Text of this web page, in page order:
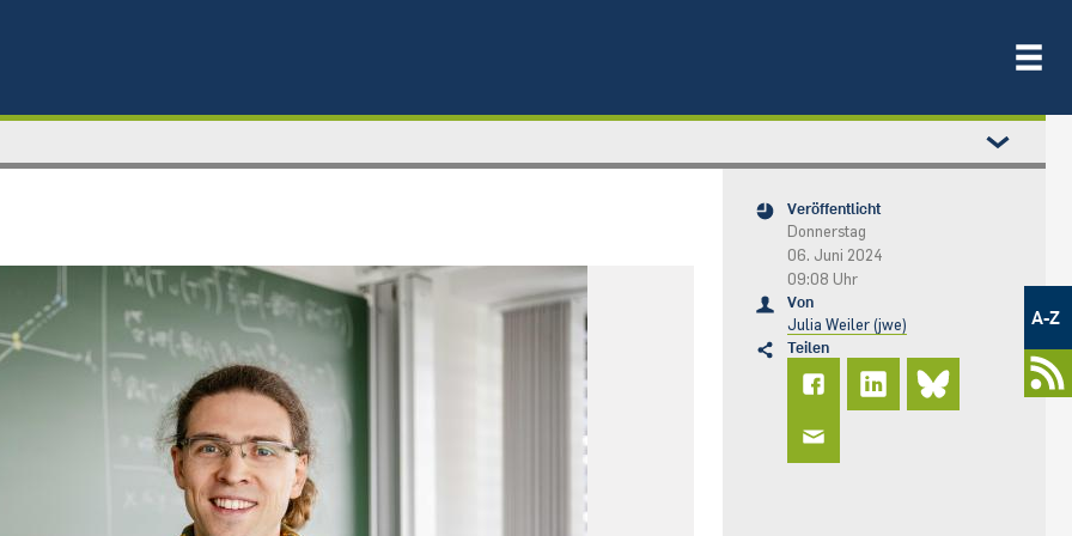
Metamenü
A-Z
Veröffentlicht
Donnerstag
06. Juni 2024
09:08 Uhr
Von
Julia Weiler (jwe)
Teilen